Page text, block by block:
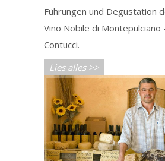
Führungen und Degustation
Vino Nobile di Montepulciano
Contucci.
Lies alles >>